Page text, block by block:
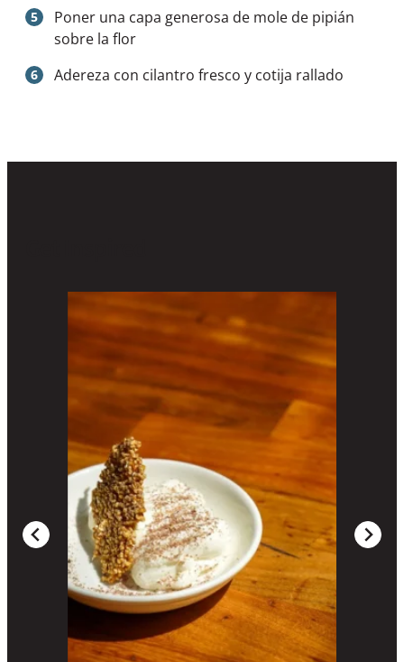
Poner una capa generosa de mole de pipián
sobre la flor
Adereza con cilantro fresco y cotija rallado